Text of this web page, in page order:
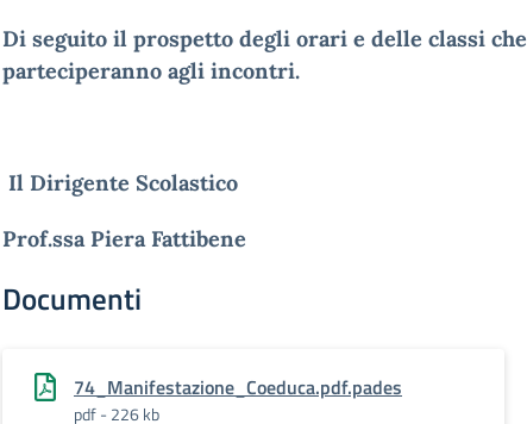
Di seguito il prospetto degli orari e delle classi che
parteciperanno agli incontri.
Il Dirigente Scolastico
Prof.ssa Piera Fattibene
Documenti
74_Manifestazione_Coeduca.pdf.pades
pdf - 226 kb